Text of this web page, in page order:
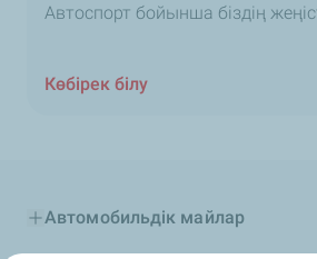
Автоспорт бойынша біздің
Көбірек білу
Автомобильдік майлар